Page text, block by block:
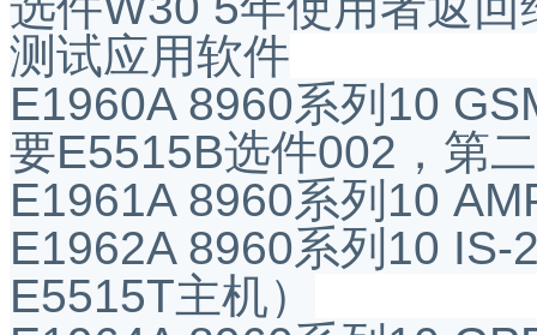
测试应用软件
E1960A 8960系列10
要E5515B选件002，第
E1961A 8960系列10
E1962A 8960系列10 IS-
E5515T主机）